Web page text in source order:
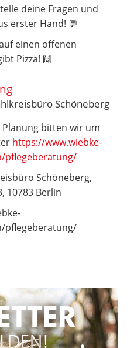
deine Fragen und
erster Hand! 💬
einen offenen
Pizza! 🙌
Schöneberg
Planung bitten wir um
https://www.wiebke-
pflegeberatung/
Schöneberg,
10783 Berlin
pflegeberatung/